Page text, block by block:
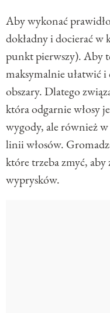
Aby wykonać
dokładny i docierać w
punkt pierwszy). Aby
maksymalnie ułatwić i
obszary. Dlatego
która odgarnie włosy
wygody, ale również w
linii włosów.
które trzeba zmyć,
wyprysków.